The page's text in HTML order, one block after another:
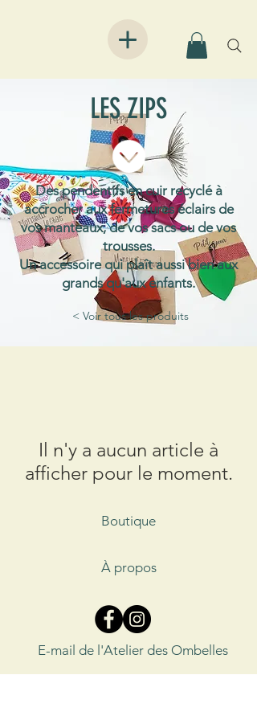
LES ZIPS
Des pendentifs en cuir recyclé à
accrocher aux fermetures éclairs de
vos manteaux, de vos sacs ou de vos
trousses.
Un accessoire qui plaît aussi bien aux
grands qu'aux enfants.
< Voir tous les produits
Il n'y a aucun article à
afficher pour le moment.
Boutique
À propos
E-mail de l'Atelier des Ombelles